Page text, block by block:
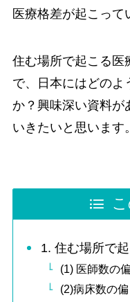
医療格差が起こって
住む場所で起こる医
で、日本にはどのよ
か？興味深い資料が
いきたいと思います。
1. 住む場所で
(1) 医師数の
(2)病床数の偏